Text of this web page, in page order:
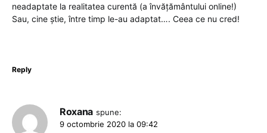
neadaptate la realitatea curentă (a învățământului online!)
Sau, cine știe, între timp le-au adaptat…. Ceea ce nu cred!
Reply
Roxana spune:
9 octombrie 2020 la 09:42